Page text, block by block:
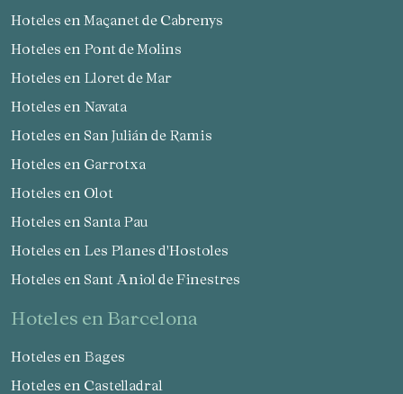
Hoteles en Maçanet de Cabrenys
Hoteles en Pont de Molins
Hoteles en Lloret de Mar
Hoteles en Navata
Hoteles en San Julián de Ramis
Hoteles en Garrotxa
Hoteles en Olot
Hoteles en Santa Pau
Hoteles en Les Planes d'Hostoles
Hoteles en Sant Aniol de Finestres
hoteles en Barcelona
Hoteles en Bages
Hoteles en Castelladral